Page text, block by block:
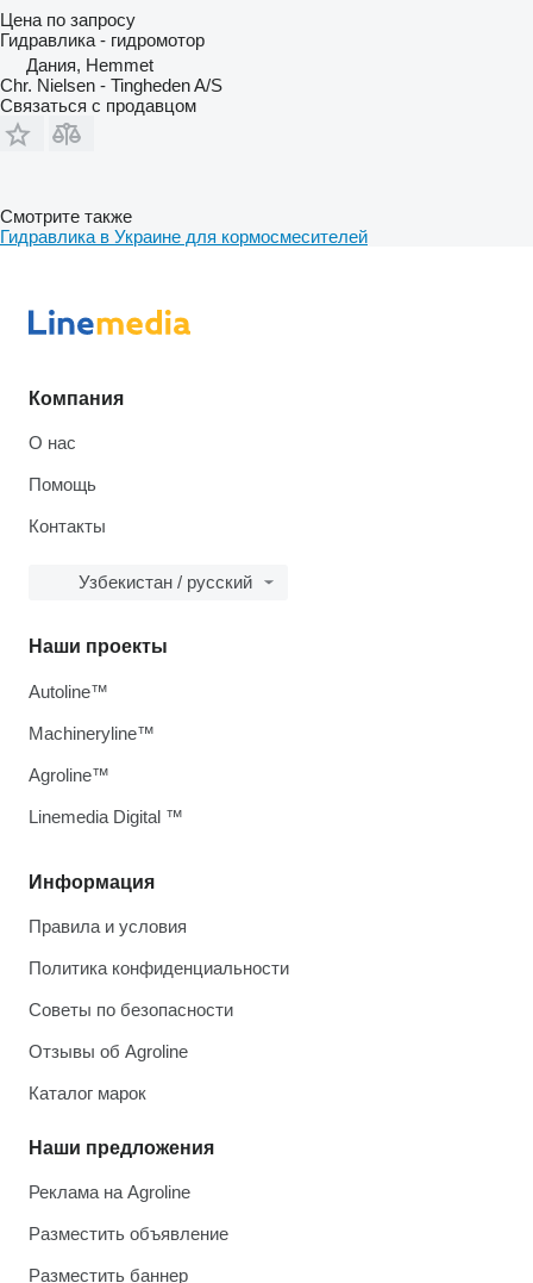
Цена по запросу
Гидравлика - гидромотор
Дания, Hemmet
Chr. Nielsen - Tingheden A/S
Связаться с продавцом
Смотрите также
Гидравлика в Украине для кормосмесителей
Компания
О нас
Помощь
Контакты
Узбекистан / русский
Информация
Правила и условия
Политика конфиденциальности
Советы по безопасности
Отзывы об Agroline
Каталог марок
Наши предложения
Реклама на Agroline
Разместить объявление
Разместить баннер
Наши проекты
Autoline™
Machineryline™
Agroline™
Linemedia Digital ™